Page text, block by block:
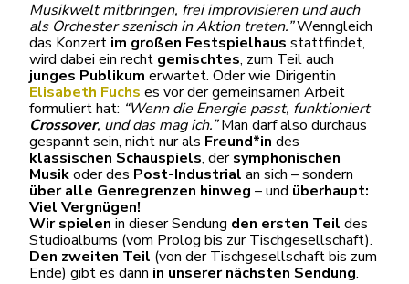
Musikwelt mitbringen, frei improvisieren und auch
als Orchester szenisch in Aktion treten.”Wenngleich
das Konzert im großen Festspielhaus stattfindet,
wird dabei ein recht gemischtes, zum Teil auch
junges Publikum erwartet. Oder wie Dirigentin
Elisabeth Fuchs es vor der gemeinsamen Arbeit
formuliert hat: “Wenn die Energie passt, funktioniert
Crossover, und das mag ich.”Man darf also durchaus
gespannt sein, nicht nur als Freund*in des
klassischen Schauspiels, dersymphonischen
Musikoder des Post-Industrial an sich – sondern
über alle Genregrenzen hinweg – und überhaupt:
Viel Vergnügen!
Wir spielen in dieser Sendung den ersten Teil des
Studioalbums (vom Prolog bis zur Tischgesellschaft).
Den zweiten Teil (von der Tischgesellschaft bis zum
Ende) gibt es dann in unserer nächsten Sendung.